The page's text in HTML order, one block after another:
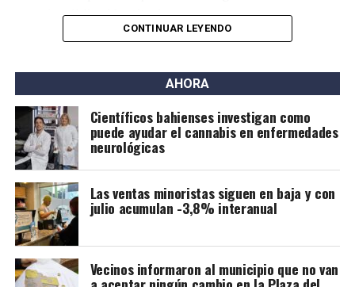
espacio público identitario y no un proyecto
permanente de emprendimientos privados” y a tal fin
cantidad de firmas.
Este grupo ya se había opuesto al proyecto bajo la
gestión de Héctor Gay y ahora de Federico Susbielles.
El principal fundamento es que rechazan la extracción
de árboles, pero también aseguran que las
modificaciones van a borrar la historia.
CONTINUAR LEYENDO
AHORA
Científicos bahienses investigan como
puede ayudar el cannabis en enfermedades
neurológicas
Las ventas minoristas siguen en baja y con
julio acumulan -3,8% interanual
Vecinos informaron al municipio que no van